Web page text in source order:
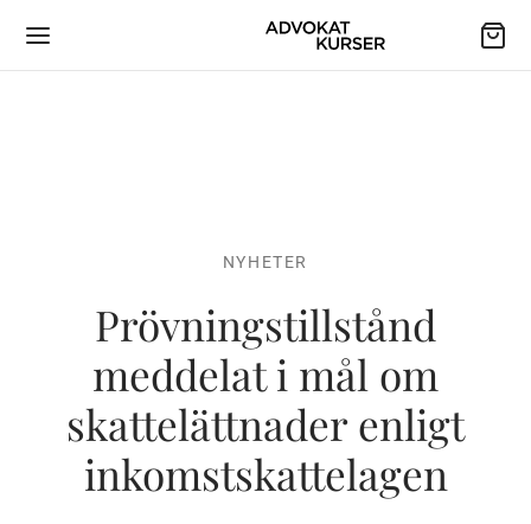
NYHETER
Prövningstillstånd
meddelat i mål om
skattelättnader enligt
inkomstskattelagen